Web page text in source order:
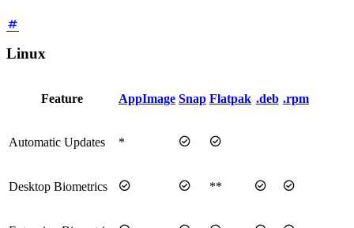
Linux
Feature AppImage Snap Flatpak .deb .rpm
Automatic Updates *  
Desktop Biometrics   **  